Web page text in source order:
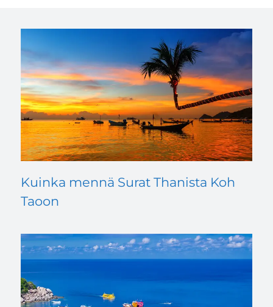
Kuinka mennä Surat Thanista Koh
Taoon